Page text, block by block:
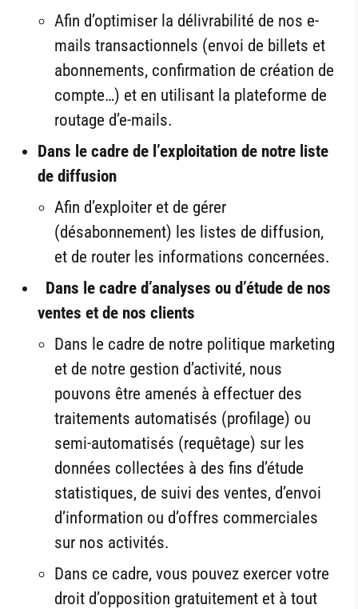
Afin d’optimiser la délivrabilité de nos e-
mails transactionnels (envoi de billets et
abonnements, confirmation de création de
compte…) et en utilisant la plateforme de
routage d’e-mails.
Dans le cadre de l’exploitation de notre liste
de diffusion
Afin d’exploiter et de gérer
(désabonnement) les listes de diffusion,
et de router les informations concernées.
Dans le cadre d’analyses ou d’étude de nos
ventes et de nos clients
Dans le cadre de notre politique marketing
et de notre gestion d’activité, nous
pouvons être amenés à effectuer des
traitements automatisés (profilage) ou
semi-automatisés (requêtage) sur les
données collectées à des fins d’étude
statistiques, de suivi des ventes, d’envoi
d’information ou d’offres commerciales
sur nos activités.
Dans ce cadre, vous pouvez exercer votre
droit d’opposition gratuitement et à tout